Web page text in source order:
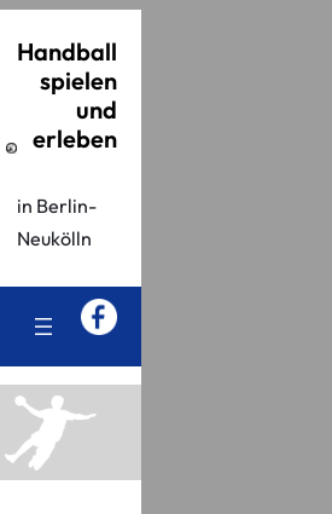
Handball
spielen
und
erleben
in Berlin-
Neukölln